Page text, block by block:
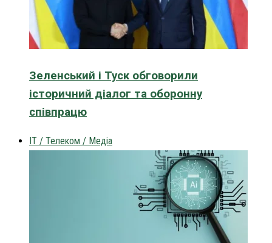
Зеленський і Туск обговорили
історичний діалог та оборонну
співпрацю
IT / Телеком / Медіа